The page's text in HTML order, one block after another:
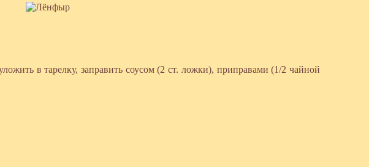
в тарелку, заправить соусом (2 ст. ложки), приправами (1/2 чайной